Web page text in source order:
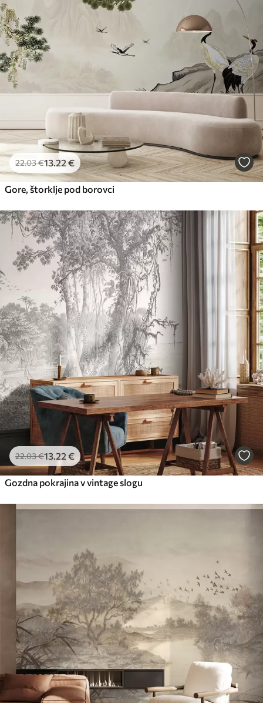
22.03€13 .22 €
Gore, štorklje pod borovci
22.03€13 .22 €
Gozdna pokrajina v vintage slogu